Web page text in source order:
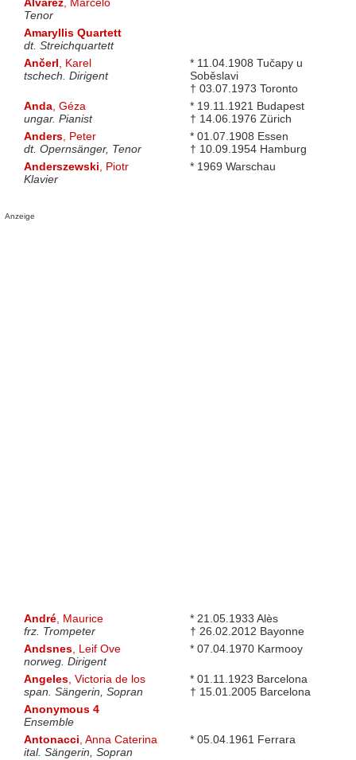
Tenor
Amaryllis Quartett
dt. Streichquartett
Ančerl , Karel
tschech. Dirigent
* 11.04.1908 Tučapy u
Soběslavi
† 03.07.1973 Toronto
Anda, Géza
ungar. Pianist
* 19.11.1921 Budapest
† 14.06.1976 Zürich
Anders, Peter
dt. Opernsänger, Tenor
* 01.07.1908 Essen
† 10.09.1954 Hamburg
Anderszewski , Piotr
Klavier
* 1969 Warschau
Anzeige
André, Maurice
frz. Trompeter
* 21.05.1933 Alès
† 26.02.2012 Bayonne
Andsnes, Leif Ove
norweg. Dirigent
* 07.04.1970 Karmooy
Angeles, Victoria de los
span. Sängerin, Sopran
* 01.11.1923 Barcelona
† 15.01.2005 Barcelona
Anonymous 4
Ensemble
Antonacci, Anna Caterina
ital. Sängerin, Sopran
* 05.04.1961 Ferrara